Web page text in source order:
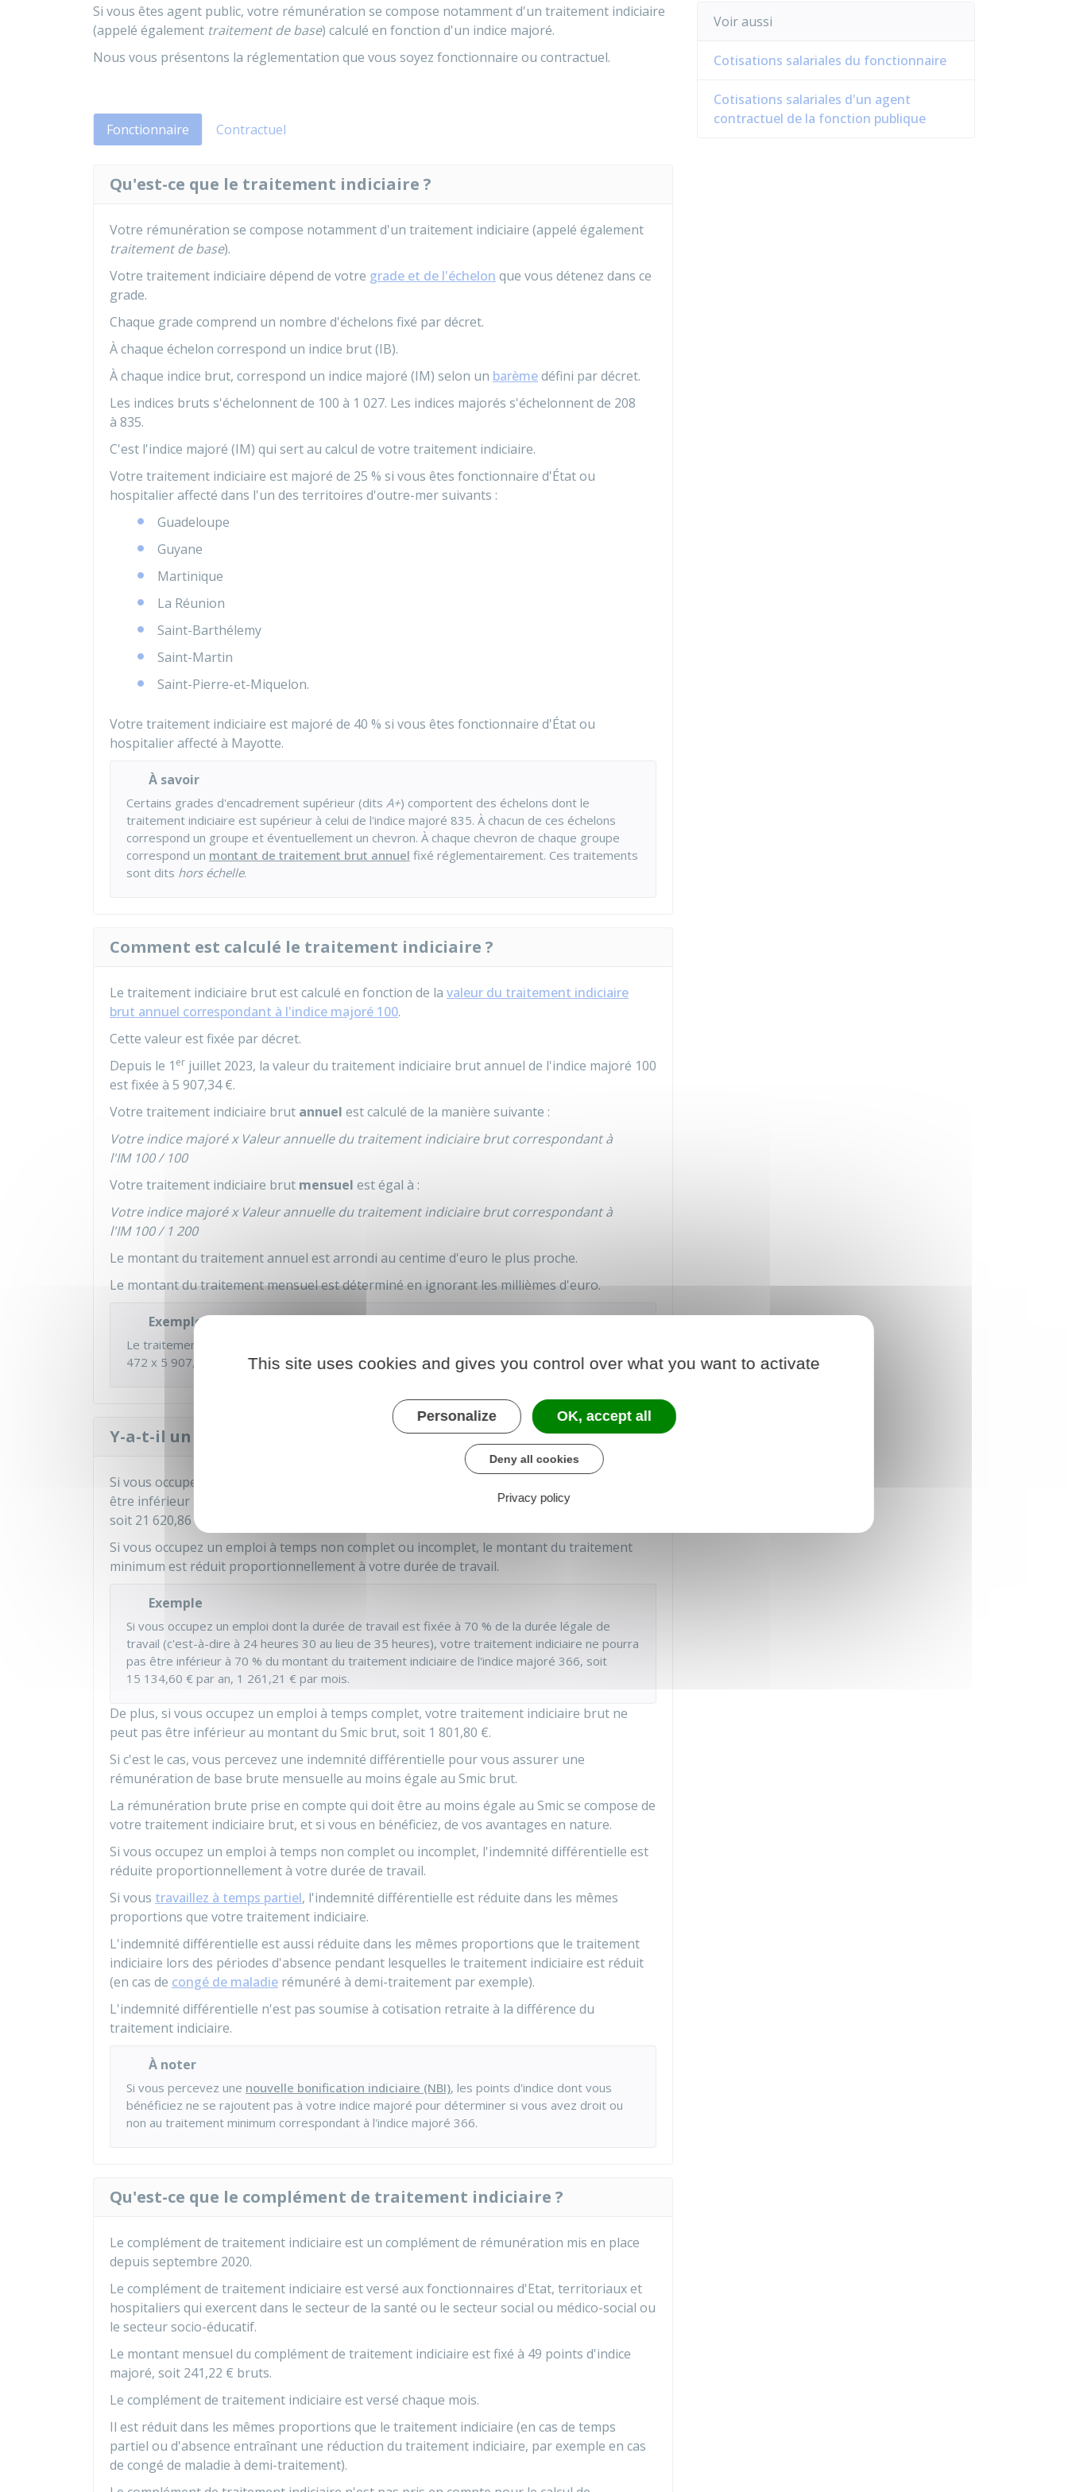
Si vous êtes agent public, votre rémunération se compose notamment d'un traitement indiciaire
(appelé également traitement de base) calculé en fonction d'un indice majoré.
Nous vous présentons la réglementation que vous soyez fonctionnaire ou contractuel.
Fonctionnaire Contractuel
Qu'est-ce que le traitement indiciaire ?
Votre rémunération se compose notamment d'un traitement indiciaire (appelé également
traitement de base).
Votre traitement indiciaire dépend de votre grade et de l'échelon que vous détenez dans ce
grade.
Chaque grade comprend un nombre d'échelons fixé par décret.
À chaque échelon correspond un indice brut (IB).
À chaque indice brut, correspond un indice majoré (IM) selon un barèmedéfini par décret.
Les indices bruts s'échelonnent de 100 à 1 027. Les indices majorés s'échelonnent de 208
à 835.
C'est l'indice majoré (IM) qui sert au calcul de votre traitement indiciaire.
Votre traitement indiciaire est majoré de 25 % si vous êtes fonctionnaire d'État ou
hospitalier affecté dans l'un des territoires d'outre-mer suivants :
Guadeloupe
Guyane
Martinique
La Réunion
Saint-Barthélemy
Saint-Martin
Saint-Pierre-et-Miquelon.
Votre traitement indiciaire est majoré de 40 % si vous êtes fonctionnaire d'État ou
hospitalier affecté à Mayotte.
À savoir
Certains grades d'encadrement supérieur (dits A+) comportent des échelons dont le
traitement indiciaire est supérieur à celui de l'indice majoré 835. À chacun de ces échelons
correspond un groupe et éventuellement un chevron. À chaque chevron de chaque groupe
correspond un montant de traitement brut annuel fixé réglementairement. Ces traitements
sont dits hors échelle.
Comment est calculé le traitement indiciaire ?
Le traitement indiciaire brut est calculé en fonction de la valeur du traitement indiciaire
brut annuel correspondant à l'indice majoré 100.
Cette valeur est fixée par décret.
Depuis le 1 er juillet 2023, la valeur du traitement indiciaire brut annuel de l'indice majoré 100
est fixée à 5 907,34 €.
Votre traitement indiciaire brut annuel est calculé de la manière suivante :
Votre indice majoré x Valeur annuelle du traitement indiciaire brut correspondant à
l'IM 100 / 100
Votre traitement indiciaire brut mensuel est égal à :
Votre indice majoré x Valeur annuelle du traitement indiciaire brut correspondant à
l'IM 100 / 1 200
Le montant du traitement annuel est arrondi au centime d'euro le plus proche.
Le montant du traitement mensuel est déterminé en ignorant les millièmes d'euro.
Exemple
Le traitement
472 x 5 907,34 € / 100 =27 882,64 €
Y-a-t-il un traitement indiciaire minimum ?
Si vous occupez un emploi à temps complet, votre traitement indiciaire brut ne peut pas
être inférieur au traitement indiciaire brut correspondant à l'indice majoré 366,
soit 21 620,86 €
Si vous occupez un emploi à temps non complet ou incomplet, le montant du traitement
minimum est réduit proportionnellement à votre durée de travail.
Exemple
Si vous occupez un emploi dont la durée de travail est fixée à 70 % de la durée légale de
travail (c'est-à-dire à 24 heures 30 au lieu de 35 heures), votre traitement indiciaire ne pourra
pas être inférieur à 70 % du montant du traitement indiciaire de l'indice majoré 366, soit
15 134,60 € par an, 1 261,21 € par mois.
De plus, si vous occupez un emploi à temps complet, votre traitement indiciaire brut ne
peut pas être inférieur au montant du Smic brut, soit 1 801,80 €.
Si c'est le cas, vous percevez une indemnité différentielle pour vous assurer une
rémunération de base brute mensuelle au moins égale au Smic brut.
La rémunération brute prise en compte qui doit être au moins égale au Smic se compose de
votre traitement indiciaire brut, et si vous en bénéficiez, de vos avantages en nature.
Si vous occupez un emploi à temps non complet ou incomplet, l'indemnité différentielle est
réduite proportionnellement à votre durée de travail.
Si vous travaillez à temps partiel, l'indemnité différentielle est réduite dans les mêmes
proportions que votre traitement indiciaire.
L'indemnité différentielle est aussi réduite dans les mêmes proportions que le traitement
indiciaire lors des périodes d'absence pendant lesquelles le traitement indiciaire est réduit
(en cas de congé de maladie rémunéré à demi-traitement par exemple).
L'indemnité différentielle n'est pas soumise à cotisation retraite à la différence du
traitement indiciaire.
À noter
Si vous percevez une nouvelle bonification indiciaire (NBI), les points d'indice dont vous
bénéficiez ne se rajoutent pas à votre indice majoré pour déterminer si vous avez droit ou
non au traitement minimum correspondant à l'indice majoré 366.
Qu'est-ce que le complément de traitement indiciaire ?
Le complément de traitement indiciaire est un complément de rémunération mis en place
depuis septembre 2020.
Le complément de traitement indiciaire est versé aux fonctionnaires d'Etat, territoriauxet
hospitaliers qui exercent dans le secteur de la santé ou le secteur social ou médico-social ou
le secteur socio-éducatif.
Le montant mensuel du complément de traitement indiciaire est fixé à 49 points d'indice
majoré, soit 241,22 € bruts.
Le complément de traitement indiciaire est versé chaque mois.
Il est réduit dans les mêmes proportions que le traitement indiciaire (en cas de temps
partiel ou d'absence entraînant une réduction du traitement indiciaire, par exemple en cas
de congé de maladie à demi-traitement).
Voir aussi
Cotisations salariales du fonctionnaire
Cotisations salariales d'un agent
contractuel de la fonction publique
This site uses cookies and gives you control over what you want to activate
Personalize OK, accept all
Deny all cookies
Privacy policy